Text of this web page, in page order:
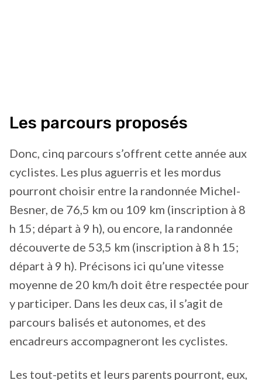
Les parcours proposés
Donc, cinq parcours s’offrent cette année aux
cyclistes. Les plus aguerris et les mordus
pourront choisir entre la randonnée Michel-
Besner, de 76,5 km ou 109 km (inscription à 8
h 15; départ à 9 h), ou encore, la randonnée
découverte de 53,5 km (inscription à 8 h 15;
départ à 9 h). Précisons ici qu’une vitesse
moyenne de 20 km/h doit être respectée pour
y participer. Dans les deux cas, il s’agit de
parcours balisés et autonomes, et des
encadreurs accompagneront les cyclistes.
Les tout-petits et leurs parents pourront, eux,